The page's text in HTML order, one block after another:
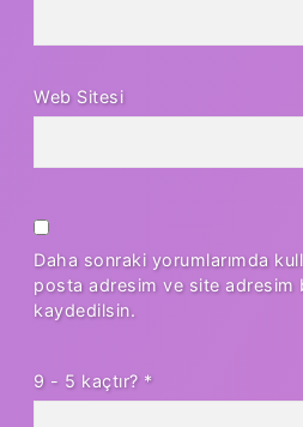
Web Sitesi
Daha sonraki yorumlarımda
posta adresim ve site adresim
kaydedilsin.
9 - 5 kaçtır? *